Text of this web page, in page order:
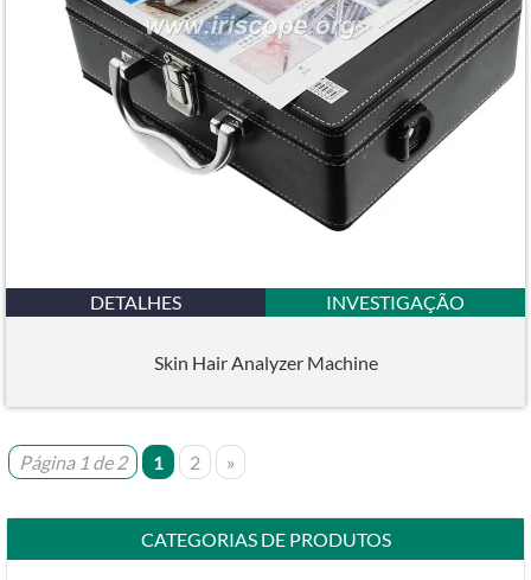
DETALHES INVESTIGAÇÃO
Skin Hair Analyzer Machine
Página 1 de 2 1 2 »
CATEGORIAS DE PRODUTOS